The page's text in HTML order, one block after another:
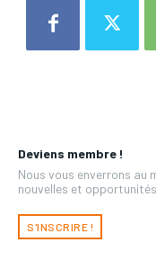
Deviens membre !
Nous vous enverrons au
nouvelles et opportunités
S'INSCRIRE !